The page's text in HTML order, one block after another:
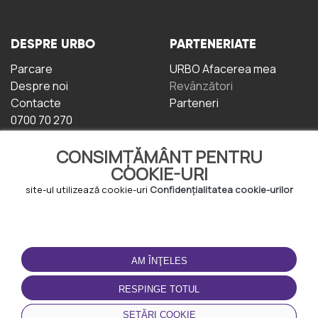
CONSIMȚĂMÂNT PENTRU
COOKIE-URI
site-ul utilizează cookie-uri Confidențialitatea cookie-urilor
AM ÎNŢELES
RESPINGE TOTUL
SETĂRI COOKIE
DESPRE URBO
Parcare
Despre noi
Contacte
0700 70 270
PARTENERIATE
URBO Afacerea mea
Revânzători
Parteneri
TERMENI DE UTILIZARE
Termeni și condiții
Politica de
Confidențialitate
Politica de cookie-uri
DESCĂRCAȚI
APLICAȚIA